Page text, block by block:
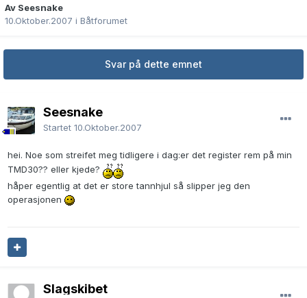
Av Seesnake
10.Oktober.2007 i Båtforumet
Svar på dette emnet
Seesnake
Startet 10.Oktober.2007
hei. Noe som streifet meg tidligere i dag:er det register rem på min
TMD30?? eller kjede?
håper egentlig at det er store tannhjul så slipper jeg den
operasjonen
Slagskibet